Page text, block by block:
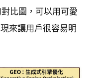
比圖，可以用可愛
來讓用戶很容易明